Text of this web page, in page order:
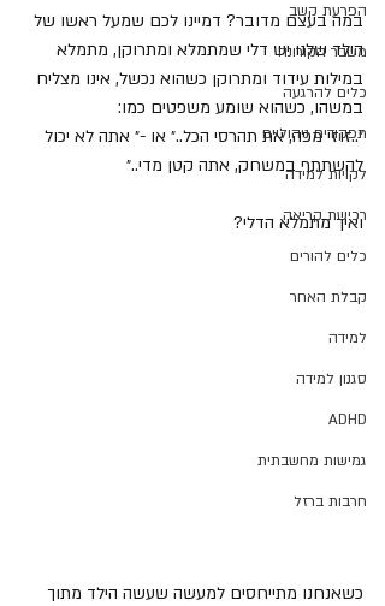
הפרעת קשב
משבר הקורונה
כלים להרגעה
תפקודים ניהוליים
לקויות למידה
רכישת קריאה
כלים להורים
קבלת האחר
למידה
סגנון למידה
ADHD
גמישות מחשבתית
חרבות ברזל
במה בעצם מדובר? דמיינו לכם שמעל ראשו של
הילד שלנו יש דלי שמתמלא ומתרוקן, מתמלא
במילות עידוד ומתרוקן כשהוא נכשל, אינו מצליח
במשהו, כשהוא שומע משפטים כמו:
״..זוזי מפה, את תהרסי הכל..״ או -״ אתה לא יכול
להשתתף במשחק, אתה קטן מדי..״
ואיך מתמלא הדלי?
כשאנחנו מתייחסים למעשה שעשה הילד מתוך